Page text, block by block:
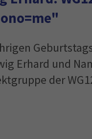
Erhard und
der